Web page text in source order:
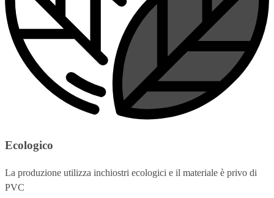
Ecologico
La produzione utilizza inchiostri ecologici e il materiale è privo di
PVC